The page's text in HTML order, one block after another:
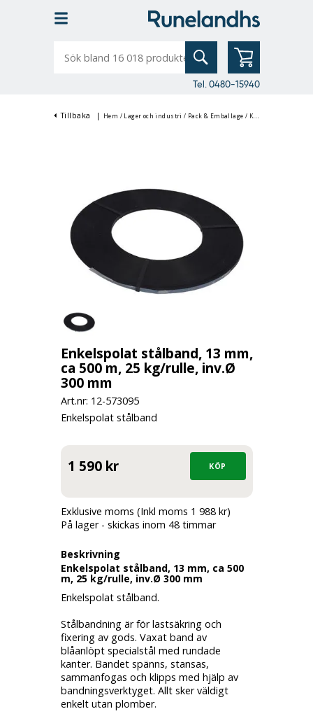
bland
Tel. 0480-15940
Tillbaka | Hem / Lager och industri / Pack & Emballage / Kartonger & Förpackning
Enkelspolat stålband, 13 mm,
ca 500 m, 25 kg/rulle, inv.Ø
300 mm
Art.nr: 12-573095
Enkelspolat stålband
1 590 kr
Exklusive moms (Inkl moms 1 988 kr)
På lager - skickas inom 48 timmar
Beskrivning
Enkelspolat stålband, 13 mm, ca 500
m, 25 kg/rulle, inv.Ø 300 mm
Enkelspolat stålband.
Stålbandning är för lastsäkring och
fixering av gods. Vaxat band av
blåanlöpt specialstål med rundade
kanter. Bandet spänns, stansas,
sammanfogas och klipps med hjälp av
bandningsverktyget. Allt sker väldigt
enkelt utan plomber.